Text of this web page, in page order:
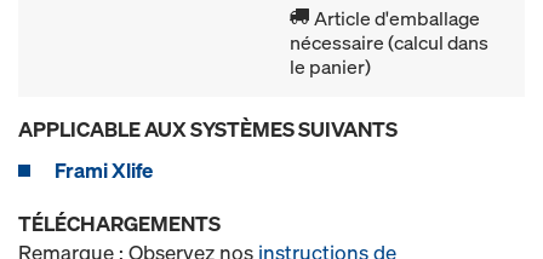
Article d'emballage
nécessaire (calcul dans
le panier)
APPLICABLE AUX SYSTÈMES SUIVANTS
Frami Xlife
TÉLÉCHARGEMENTS
Remarque : Observez nos instructions de